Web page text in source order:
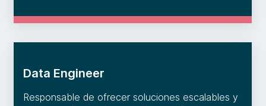
Data Engineer
Responsable de ofrecer soluciones escalables y